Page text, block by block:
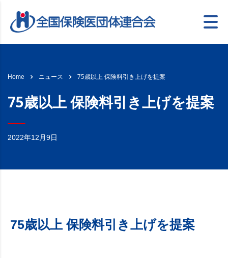
Home ニュース 75歳以上 保険料引き上げを提案
75歳以上 保険料引き上げを提案
2022年12月9日
75歳以上 保険料引き上げを提案